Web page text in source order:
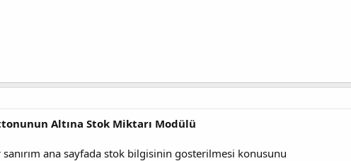
Altına Stok Miktarı Modülü
ana sayfada stok bilgisinin gosterilmesi konusunu